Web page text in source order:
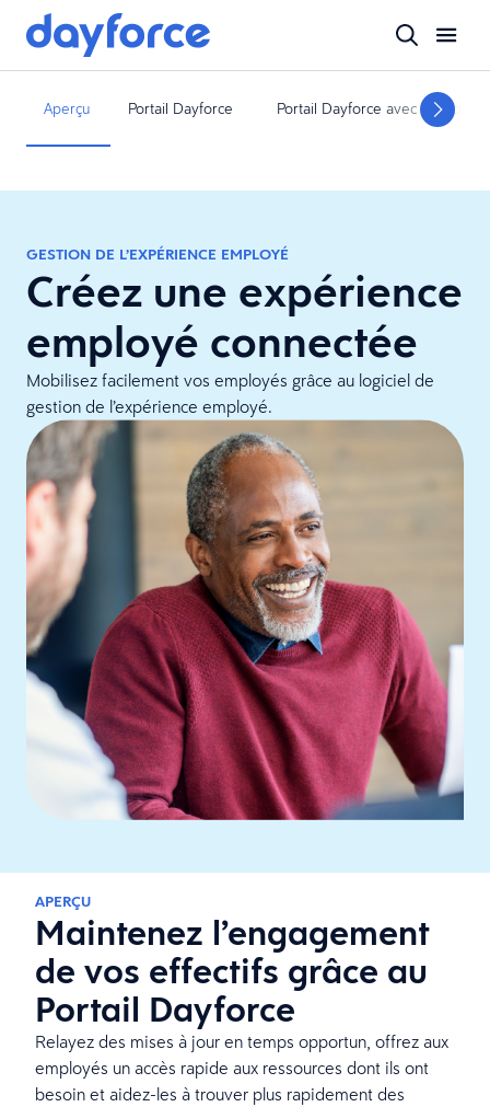
Aperçu Portail Dayforce Portail Dayforce avec capacités
GESTION DE L’EXPÉRIENCE EMPLOYÉ
Créez une expérience
employé connectée
Mobilisez facilement vos employés grâce au logiciel de
gestion de l’expérience employé.
APERÇU
Maintenez l’engagement
de vos effectifs grâce au
Portail Dayforce
Relayez des mises à jour en temps opportun, offrez aux
employés un accès rapide aux ressources dont ils ont
besoin et aidez-les à trouver plus rapidement des